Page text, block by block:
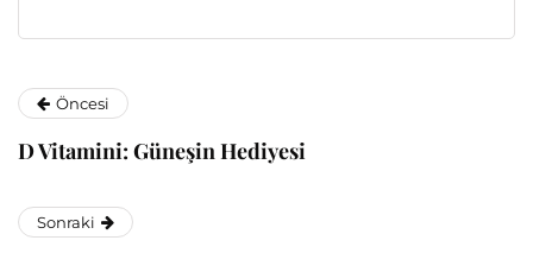
Öncesi
D Vitamini: Güneşin Hediyesi
Sonraki